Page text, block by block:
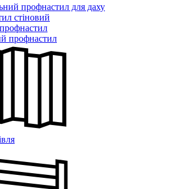
профнастил для даху
стіновий
профнастил